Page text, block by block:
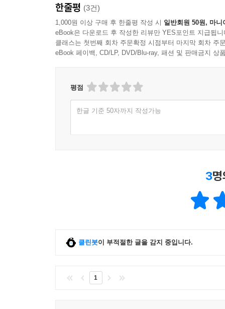
한줄평 (3건)
1,000원 이상 구매 후 한줄평 작성 시 일반회원 50원, 마니
eBook은 다운로드 후 작성한 리뷰만 YES포인트 지급됩니
클래스는 첫번째 회차 주문확정 시점부터 마지막 회차 주
eBook 페이백, CD/LP, DVD/Blu-ray, 패션 및 판매금지 상
평점
한글 기준 50자까지 작성가능
3
클린봇이 부적절한 글을 감지 중입니다.
1